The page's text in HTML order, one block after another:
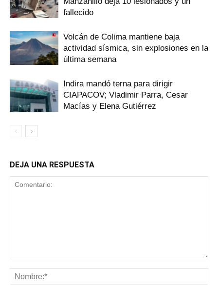
fallecido
Volcán de Colima mantiene baja
actividad sísmica, sin explosiones en la
última semana
Indira mandó terna para dirigir
CIAPACOV; Vladimir Parra, Cesar
Macías y Elena Gutiérrez
DEJA UNA RESPUESTA